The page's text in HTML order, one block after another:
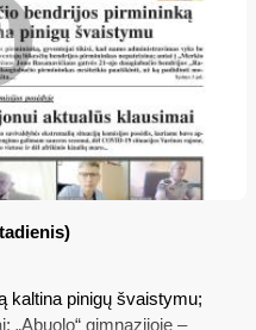
kaltina pinigų švaistymu;
„Ąþuolo“ gimnazijoje –